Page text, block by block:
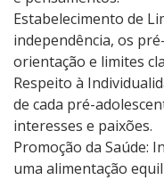
Estabelecimento de
independência, os
orientação e limites
Respeito à
de cada pré-
interesses e paixões.
Promoção da Saúde:
uma alimentação